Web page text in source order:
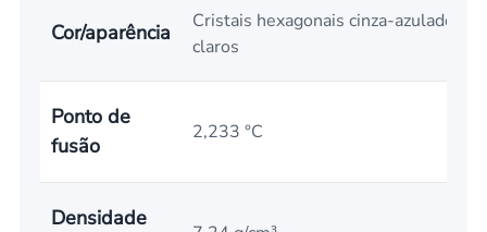
Cor/aparência
Cristais hexagonais cinza-azulados
claros
Ponto de
fusão
2,233 °C
Densidade